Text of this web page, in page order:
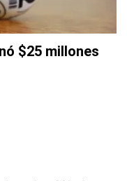
$25 millones